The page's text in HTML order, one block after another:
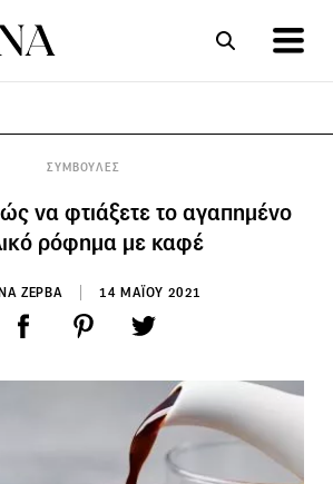
ΣΥΜΒΟΥΛΕΣ
να φτιάξετε το αγαπημένο
ρόφημα με καφέ
ΖΕΡΒΑ 14 ΜΑΪΟΥ 2021